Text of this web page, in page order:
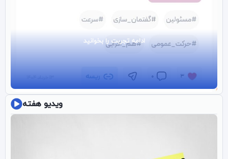
ادامه تجربت را بخوانید
ویدیو هفته